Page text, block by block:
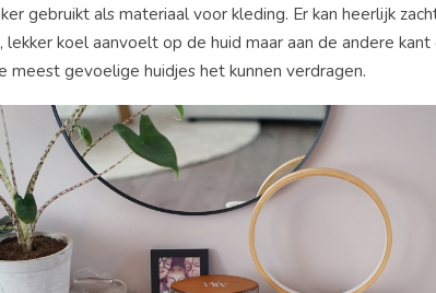
gebruikt als materiaal voor kleding. Er kan heerlijk
koel aanvoelt op de huid maar aan de andere
gevoelige huidjes het kunnen verdragen.